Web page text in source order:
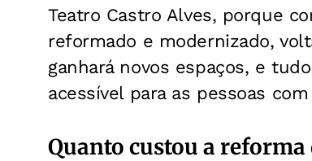
Teatro Castro Alves, porque
reformado e modernizado,
ganhará novos espaços, e
acessível para as pessoas
Quanto custou a reforma